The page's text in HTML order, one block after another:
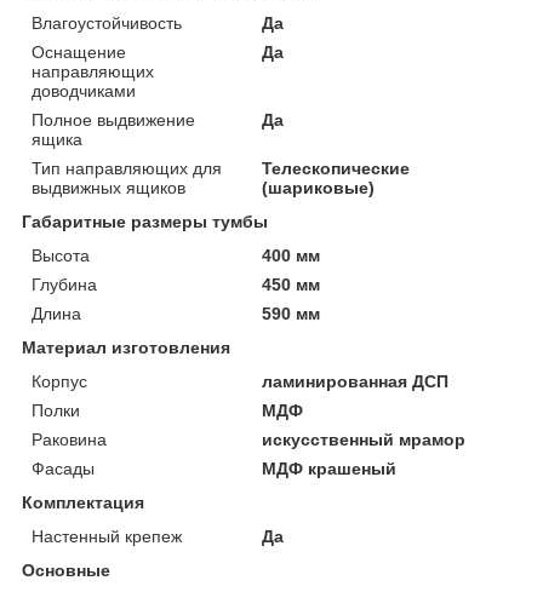
Влагоустойчивость
Да
Оснащение
направляющих
доводчиками
Да
Полное выдвижение
ящика
Да
Тип направляющих для
выдвижных ящиков
Телескопические
(шариковые)
Габаритные размеры тумбы
Высота
400 мм
Глубина
450 мм
Длина
590 мм
Материал изготовления
Корпус
ламинированная ДСП
Полки
МДФ
Раковина
искусственный мрамор
Фасады
МДФ крашеный
Комплектация
Настенный крепеж
Да
Основные